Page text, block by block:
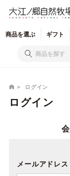
商品を選ぶ ギフト
ログイン
ログイン
メールアドレス